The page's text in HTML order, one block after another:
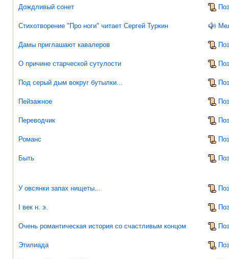
Дождливый сонет
Стихотворение "Про ноги" читает Сергей Туркин
Дамы приглашают кавалеров
О причине старческой сутулости
Под серый дым вокруг бутылки...
Пейзажное
Переводчик
Романс
Быть
У овсянки запах нищеты...
I век н. э.
Очень романтическая история со счастливым концом
Этилиада